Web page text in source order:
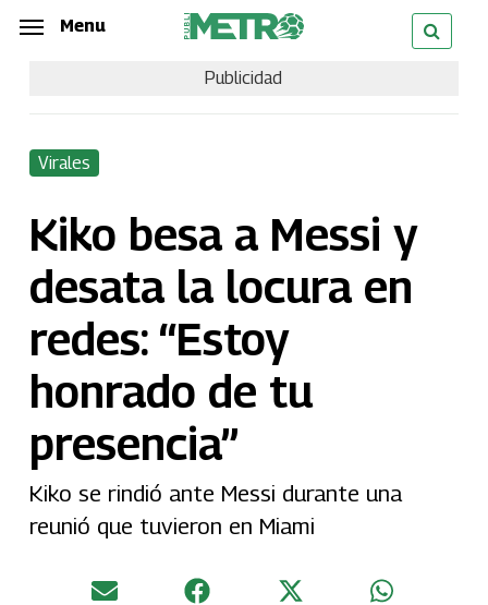
Skip
content
Menu
Publicidad
Virales
Kiko besa a Messi y
desata la locura en
redes: “Estoy
honrado de tu
presencia”
Kiko se rindió ante Messi durante una
reunió que tuvieron en Miami
Menu